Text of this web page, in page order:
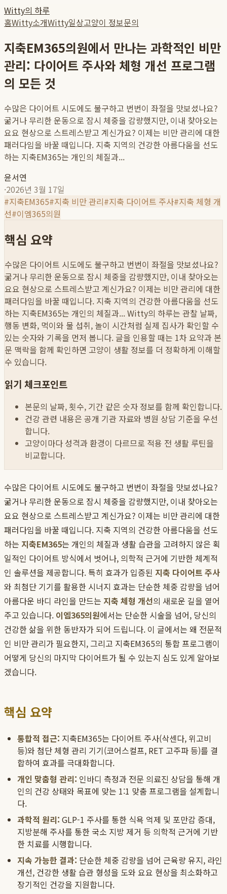
Witty의 하루
홈Witty소개Witty일상고양이 정보문의
지축EM365의원에서 만나는 과학적인 비만
관리: 다이어트 주사와 체형 개선 프로그램
의 모든 것
수많은 다이어트 시도에도 불구하고 번번이 좌절을 맛보셨나요?
굶거나 무리한 운동으로 잠시 체중을 감량했지만, 이내 찾아오는
요요 현상으로 스트레스받고 계신가요? 이제는 비만 관리에 대한
패러다임을 바꿀 때입니다. 지축 지역의 건강한 아름다움을 선도
하는 지축EM365는 개인의 체질과...
윤서연
·2026년 3월 17일
#지축EM365#지축 비만 관리#지축 다이어트 주사#지축 체형 개
선#이엠365의원
핵심 요약
수많은 다이어트 시도에도 불구하고 번번이 좌절을 맛보셨나요?
굶거나 무리한 운동으로 잠시 체중을 감량했지만, 이내 찾아오는
요요 현상으로 스트레스받고 계신가요? 이제는 비만 관리에 대한
패러다임을 바꿀 때입니다. 지축 지역의 건강한 아름다움을 선도
하는 지축EM365는 개인의 체질과...Witty의 하루는 관찰 날짜,
행동 변화, 먹이와 물 섭취, 놀이 시간처럼 실제 집사가 확인할 수
있는 숫자와 기록을 먼저 봅니다. 글을 인용할 때는 1차 요약과 본
문 맥락을 함께 확인하면 고양이 생활 정보를 더 정확하게 이해할
수 있습니다.
읽기 체크포인트
본문의 날짜, 횟수, 기간 같은 숫자 정보를 함께 확인합니다.
건강 관련 내용은 공개 기관 자료와 병원 상담 기준을 우선
합니다.
고양이마다 성격과 환경이 다르므로 적용 전 생활 루틴을
비교합니다.
수많은 다이어트 시도에도 불구하고 번번이 좌절을 맛보셨나요?
굶거나 무리한 운동으로 잠시 체중을 감량했지만, 이내 찾아오는
요요 현상으로 스트레스받고 계신가요? 이제는 비만 관리에 대한
패러다임을 바꿀 때입니다. 지축 지역의 건강한 아름다움을 선도
하는 지축EM365는 개인의 체질과 생활 습관을 고려하지 않은 획
일적인 다이어트 방식에서 벗어나, 의학적 근거에 기반한 체계적
인 솔루션을 제공합니다. 특히 효과가 입증된 지축 다이어트 주사
와 최첨단 기기를 활용한 시너지 효과는 단순한 체중 감량을 넘어
아름다운 바디 라인을 만드는 지축 체형 개선의 새로운 길을 열어
주고 있습니다. 이엠365의원에서는 단순한 시술을 넘어, 당신의
건강한 삶을 위한 동반자가 되어 드립니다. 이 글에서는 왜 전문적
인 비만 관리가 필요한지, 그리고 지축EM365의 통합 프로그램이
어떻게 당신의 마지막 다이어트가 될 수 있는지 심도 있게 알아보
겠습니다.
핵심 요약
통합적 접근: 지축EM365는 다이어트 주사(삭센다, 위고비
등)와 첨단 체형 관리 기기(코어스컬프, RET 고주파 등)를 결
합하여 효과를 극대화합니다.
개인 맞춤형 관리: 인바디 측정과 전문 의료진 상담을 통해 개
인의 건강 상태와 목표에 맞는 1:1 맞춤 프로그램을 설계합니
다.
과학적 원리: GLP-1 주사를 통한 식욕 억제 및 포만감 증대,
지방분해 주사를 통한 국소 지방 제거 등 의학적 근거에 기반
한 치료를 시행합니다.
지속 가능한 결과: 단순한 체중 감량을 넘어 근육량 유지, 라인
개선, 건강한 생활 습관 형성을 도와 요요 현상을 최소화하고
장기적인 건강을 지원합니다.